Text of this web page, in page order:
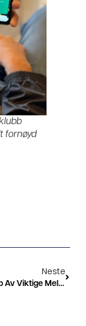
fornøyd
Neste
Gå Ikke Glipp Av Viktige Meldinger Fra Klubben – Huk Av For SMS-Varsler På Golfbox!